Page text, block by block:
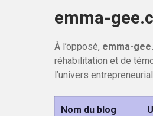
emma-
À l’opposé, emma-
réhabilitation et de
l’univers entrepreneurial.
Nom du blog